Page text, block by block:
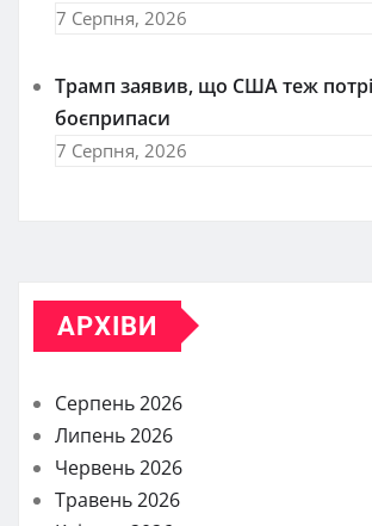
7 Серпня, 2026
Трамп заявив, що США теж
боєприпаси
7 Серпня, 2026
АРХІВИ
Серпень 2026
Липень 2026
Червень 2026
Травень 2026